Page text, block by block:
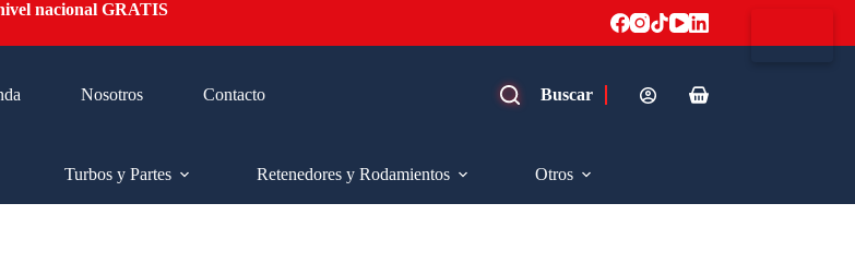
nacional GRATIS
Nosotros Contacto
Carro
Turbos y Partes Retenedores y Rodamientos Otros